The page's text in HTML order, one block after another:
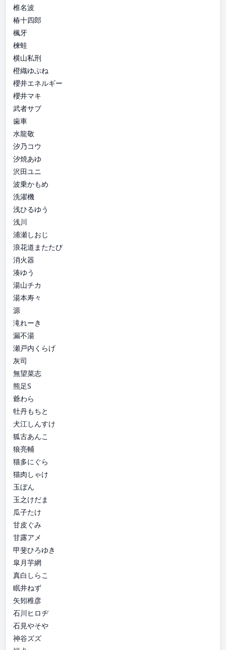
椎名波
椿十四郎
楓牙
楝蛙
横山私刑
橙織ゆぶね
櫻井エネルギー
櫻井マキ
武者サブ
歯車
水龍敬
汐乃コウ
汐焼あゆ
沢田ユニ
波乗かもめ
洗濯機
浅ひるゆう
浅川
浦瀬しおじ
浪花道またたび
消火器
湊ゆう
湯山チカ
湯本寿々
源
滝れーき
漏不湯
瀬戸内くらげ
灰司
無望菜志
熊足S
爺わら
牡丹もちと
犬江しんすけ
狐古あんこ
狼亮輔
猫多にぐら
猫肉しゃけ
玉ぼん
玉之けだま
瓜子たけ
甘皮ぐみ
甘露アメ
甲斐ひろゆき
皐月芋網
真白しらこ
眠井ねず
矢矧稚彦
石川ヒロヂ
石見やそや
神谷ズズ